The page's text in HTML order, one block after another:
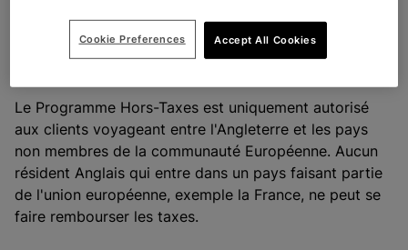
sur mes achats en
Angleterre ?
Le Programme Hors-Taxes est uniquement autorisé
aux clients voyageant entre l'Angleterre et les pays
non membres de la communauté Européenne. Aucun
résident Anglais qui entre dans un pays faisant partie
de l'union européenne, exemple la France, ne peut se
faire rembourser les taxes.
Accept All Cookies
Cookie Preferences